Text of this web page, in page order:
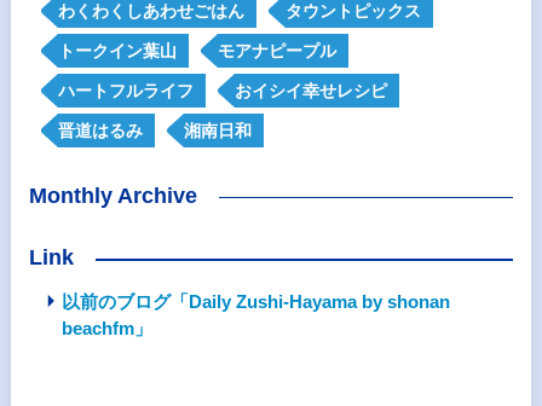
わくわくしあわせごはん タウントピックス
トークイン葉山 モアナピープル
ハートフルライフ おイシイ幸せレシピ
晋道はるみ 湘南日和
Monthly Archive
Link
以前のブログ「Daily Zushi-Hayama by shonan
beachfm」